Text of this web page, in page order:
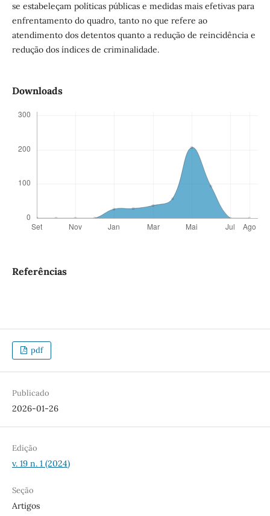
se estabeleçam políticas públicas e medidas mais efetivas para
enfrentamento do quadro, tanto no que refere ao
atendimento dos detentos quanto a redução de reincidência e
redução dos índices de criminalidade.
Downloads
Referências
pdf
Publicado
2026-01-26
Edição
v. 19 n. 1 (2024)
Seção
Artigos